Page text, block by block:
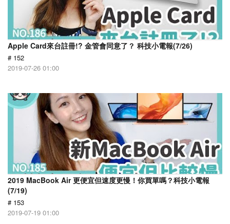
Apple Card來台註冊!? 金管會同意了？ 科技小電報(7/26)
# 152
2019-07-26 01:00
2019 MacBook Air 更便宜但速度更慢！你買單嗎？科技小電報
(7/19)
# 153
2019-07-19 01:00